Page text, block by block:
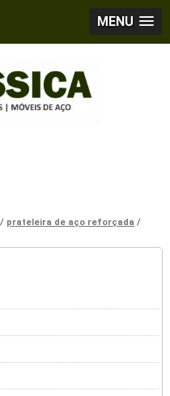
MENU
prateleira de aço reforçada